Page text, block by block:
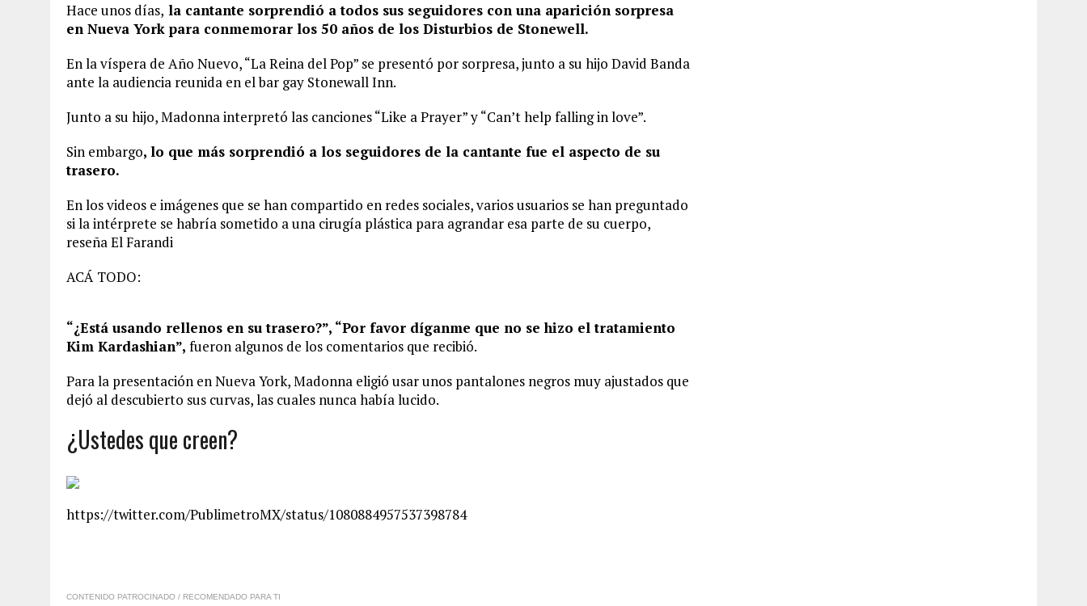
Hace unos días, la cantante sorprendió a todos sus seguidores con una aparición sorpresa
en Nueva York para conmemorar los 50 años de los Disturbios de Stonewell.
En la víspera de Año Nuevo, “La Reina del Pop” se presentó por sorpresa, junto a su hijo David Banda
ante la audiencia reunida en el bar gay Stonewall Inn.
Junto a su hijo, Madonna interpretó las canciones “Like a Prayer” y “Can’t help falling in love”.
Sin embargo, lo que más sorprendió a los seguidores de la cantante fue el aspecto de su
trasero.
En los videos e imágenes que se han compartido en redes sociales, varios usuarios se han preguntado
si la intérprete se habría sometido a una cirugía plástica para agrandar esa parte de su cuerpo,
reseña El Farandi
ACÁ TODO:
“¿Está usando rellenos en su trasero?”, “Por favor díganme que no se hizo el tratamiento
Kim Kardashian”, fueron algunos de los comentarios que recibió.
Para la presentación en Nueva York, Madonna eligió usar unos pantalones negros muy ajustados que
dejó al descubierto sus curvas, las cuales nunca había lucido.
¿Ustedes que creen?
https://twitter.com/PublimetroMX/status/1080884957537398784
CONTENIDO PATROCINADO / RECOMENDADO PARA TI